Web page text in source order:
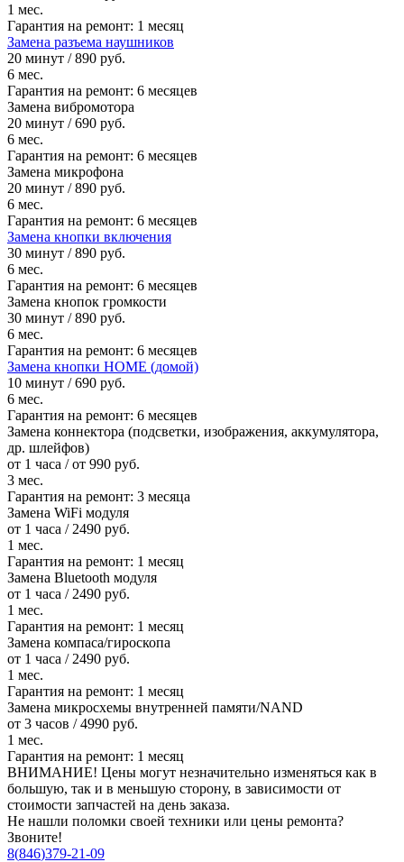
1 мес.
Гарантия на ремонт: 1 месяц
Замена разъема наушников
20 минут / 890 руб.
6 мес.
Гарантия на ремонт: 6 месяцев
Замена вибромотора
20 минут / 690 руб.
6 мес.
Гарантия на ремонт: 6 месяцев
Замена микрофона
20 минут / 890 руб.
6 мес.
Гарантия на ремонт: 6 месяцев
Замена кнопки включения
30 минут / 890 руб.
6 мес.
Гарантия на ремонт: 6 месяцев
Замена кнопок громкости
30 минут / 890 руб.
6 мес.
Гарантия на ремонт: 6 месяцев
Замена кнопки HOME (домой)
10 минут / 690 руб.
6 мес.
Гарантия на ремонт: 6 месяцев
Замена коннектора (подсветки, изображения, аккумулятора,
др. шлейфов)
от 1 часа / от 990 руб.
3 мес.
Гарантия на ремонт: 3 месяца
Замена WiFi модуля
от 1 часа / 2490 руб.
1 мес.
Гарантия на ремонт: 1 месяц
Замена Bluetooth модуля
от 1 часа / 2490 руб.
1 мес.
Гарантия на ремонт: 1 месяц
Замена компаса/гироскопа
от 1 часа / 2490 руб.
1 мес.
Гарантия на ремонт: 1 месяц
Замена микросхемы внутренней памяти/NAND
от 3 часов / 4990 руб.
1 мес.
Гарантия на ремонт: 1 месяц
ВНИМАНИЕ! Цены могут незначительно изменяться как в
большую, так и в меньшую сторону, в зависимости от
стоимости запчастей на день заказа.
Не нашли поломки своей техники или цены ремонта?
Звоните!
8(846)379-21-09